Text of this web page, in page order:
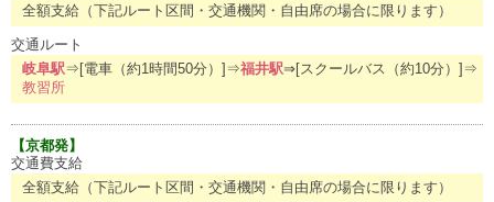
全額支給（下記ルート区間・交通機関・自由席の場合に限ります）
交通ルート
岐阜駅⇒[電車（約1時間50分）]⇒福井駅⇒[スクールバス（約10分）]⇒
教習所
【京都発】
交通費支給
全額支給（下記ルート区間・交通機関・自由席の場合に限ります）